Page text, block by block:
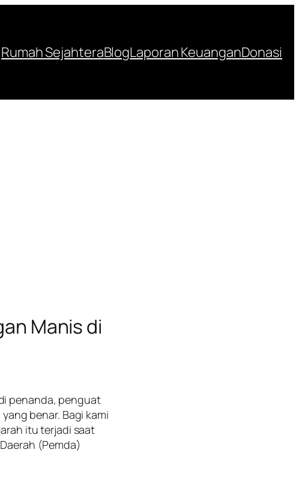
Rumah SejahteraBlogLaporan KeuanganDonasi
Manis di
penanda, penguat
benar. Bagi kami
itu terjadi saat
(Pemda)